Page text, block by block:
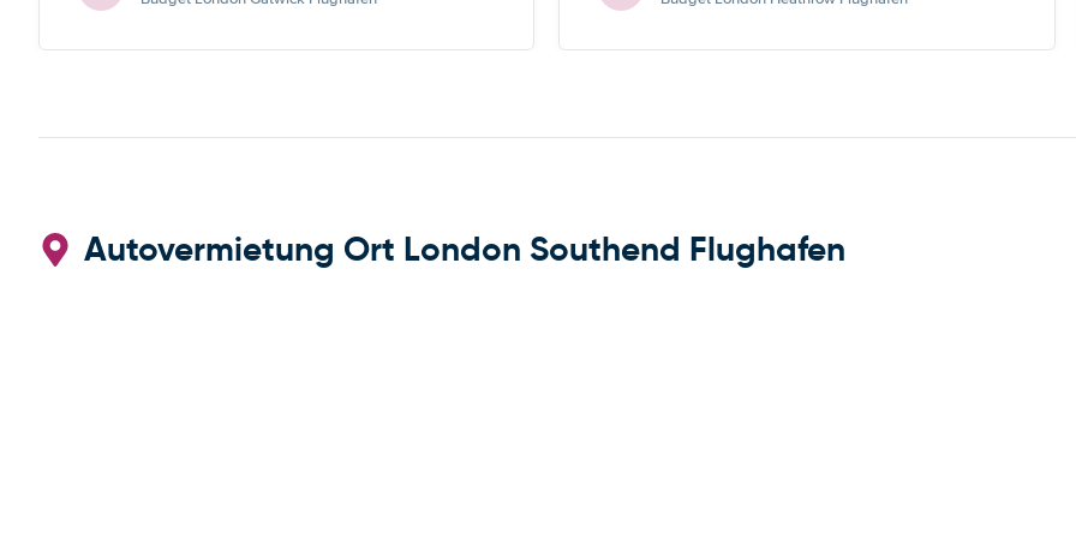
Autovermietung Ort London Southend Flughafen